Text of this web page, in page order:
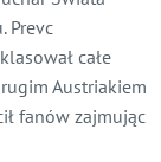
Prevc
całe
Austriakiem
fanów zajmując